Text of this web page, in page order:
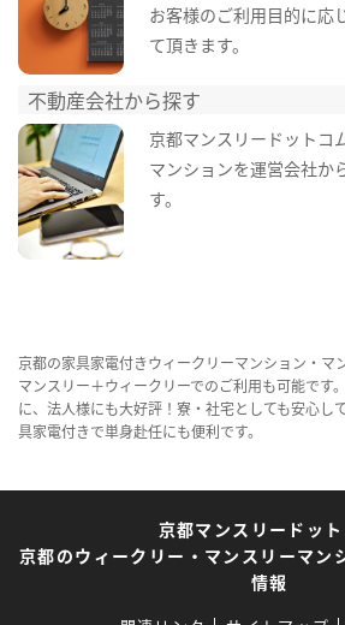
お客様のご利用目的に応
て頂きます。
不動産会社から探す
京都マンスリードットコ
マンションを運営会社か
す。
京都の家具家電付きウィークリーマンション・マ
マンスリー＋ウィークリーでのご利用も可能です
に、法人様にも大好評！寮・社宅としても安心し
具家電付きで単身赴任にも便利です。
京都マンスリードッ
京都のウィークリー・マンスリーマン
情報